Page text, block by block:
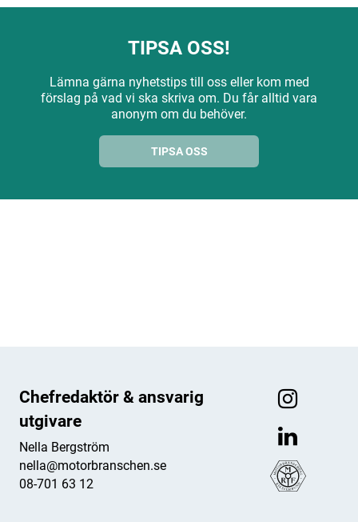
TIPSA OSS!
Lämna gärna nyhetstips till oss eller kom med
förslag på vad vi ska skriva om. Du får alltid vara
anonym om du behöver.
TIPSA OSS
Chefredaktör & ansvarig
utgivare
Nella Bergström
nella@motorbranschen.se
08-701 63 12